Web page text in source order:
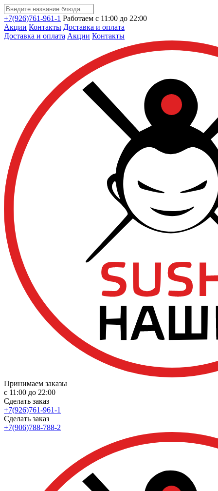
+7(926)761-961-1 Работаем с 11:00 до 22:00
Акции Контакты Доставка и оплата
Доставка и оплата Акции Контакты
Принимаем заказы
с 11:00 до 22:00
Сделать заказ
+7(926)761-961-1
Сделать заказ
+7(906)788-788-2